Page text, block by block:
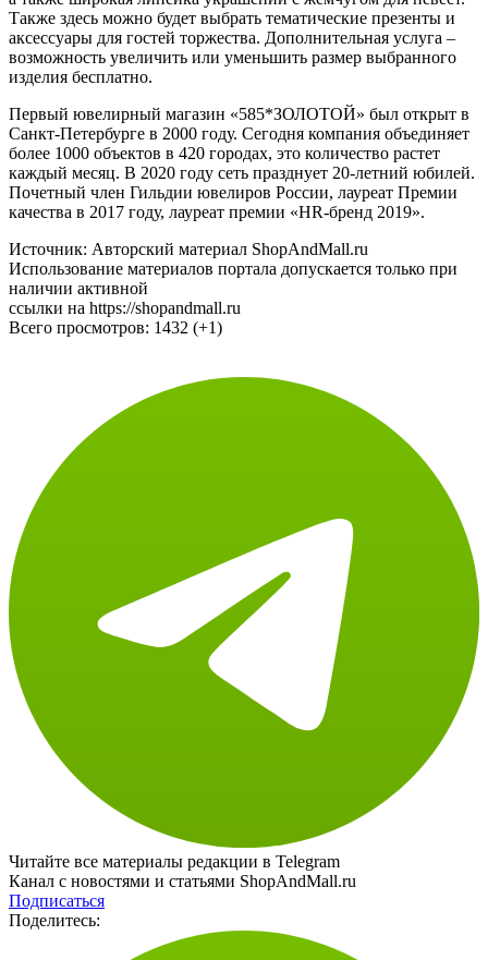
Также здесь можно будет выбрать тематические презенты и
аксессуары для гостей торжества. Дополнительная услуга –
возможность увеличить или уменьшить размер выбранного
изделия бесплатно.
Первый ювелирный магазин «585*ЗОЛОТОЙ» был открыт в
Санкт-Петербурге в 2000 году. Сегодня компания объединяет
более 1000 объектов в 420 городах, это количество растет
каждый месяц. В 2020 году сеть празднует 20-летний юбилей.
Почетный член Гильдии ювелиров России, лауреат Премии
качества в 2017 году, лауреат премии «HR-бренд 2019».
Источник: Авторский материал ShopAndMall.ru
Использование материалов портала допускается только при
наличии активной
ссылки на https://shopandmall.ru
Всего просмотров:1432 (+1)
Читайте все материалы редакции в Telegram
Канал с новостями и статьями ShopAndMall.ru
Подписаться
Поделитесь: